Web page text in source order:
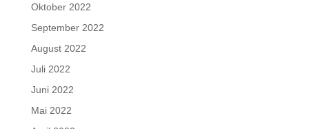
Oktober 2022
September 2022
August 2022
Juli 2022
Juni 2022
Mai 2022